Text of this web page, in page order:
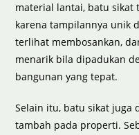
material lantai, batu
karena tampilannya unik
terlihat membosankan,
menarik bila dipadukan
bangunan yang tepat.
Selain itu, batu sikat juga
tambah pada properti.